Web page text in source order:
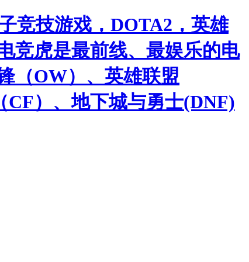
竞技游戏，DOTA2，英雄
竞虎是最前线、最娱乐的电
（OW）、英雄联盟
CF）、地下城与勇士(DNF)